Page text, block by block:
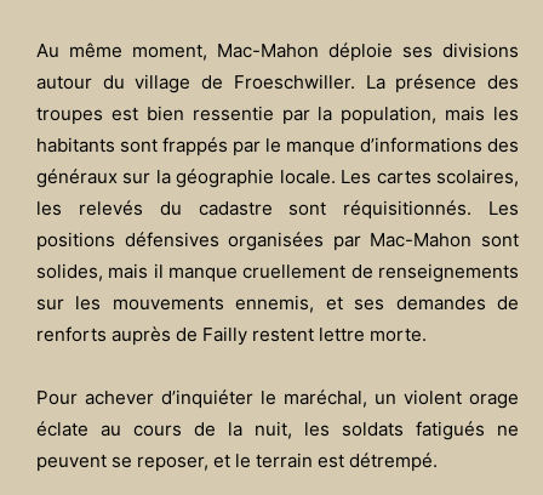
Au même moment, Mac-Mahon déploie ses divisions
autour du village de Froeschwiller. La présence des
troupes est bien ressentie par la population, mais les
habitants sont frappés par le manque d’informations des
généraux sur la géographie locale. Les cartes scolaires,
les relevés du cadastre sont réquisitionnés. Les
positions défensives organisées par Mac-Mahon sont
solides, mais il manque cruellement de renseignements
sur les mouvements ennemis, et ses demandes de
renforts auprès de Failly restent lettre morte.
Pour achever d’inquiéter le maréchal, un violent orage
éclate au cours de la nuit, les soldats fatigués ne
peuvent se reposer, et le terrain est détrempé.